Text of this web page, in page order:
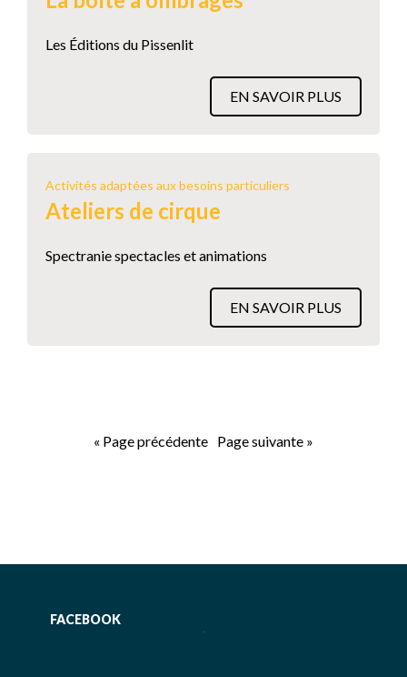
Les Éditions du Pissenlit
EN SAVOIR PLUS
Activités adaptées aux besoins particuliers
Ateliers de cirque
Spectranie spectacles et animations
EN SAVOIR PLUS
« Page précédente Page suivante »
FACEBOOK